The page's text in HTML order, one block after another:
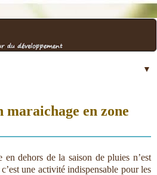
▼
maraichage en zone
dehors de la saison de pluies n’est
une activité indispensable pour les